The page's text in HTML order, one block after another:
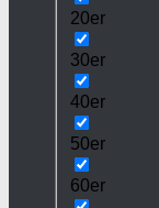
20er
30er
40er
50er
60er